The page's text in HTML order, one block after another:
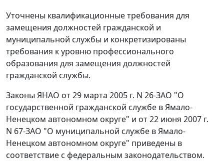
Уточнены квалификационные требования для
замещения должностей гражданской и
муниципальной службы и конкретизированы
требования к уровню профессионального
образования для замещения должностей
гражданской службы.
Законы ЯНАО от 29 марта 2005 г. N 26-ЗАО "О
государственной гражданской службе в Ямало-
Ненецком автономном округе" и от 22 июня 2007 г.
N 67-ЗАО "О муниципальной службе в Ямало-
Ненецком автономном округе" приведены в
соответствие с федеральным законодательством.